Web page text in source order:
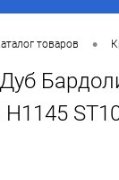
товаров •
Н1145